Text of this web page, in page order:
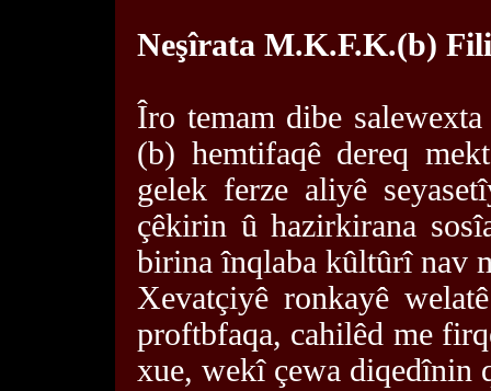
Neşîrata M.K.F.K.(b)
Îro temam dibe
(b) hemtifaqê dereq
gelek ferze aliyê
çêkirin û hazirkirana
birina înqlaba kûltûrî nav
Xevatçiyê ronkayê
proftbfaqa, cahilêd me
xue, wekî çewa diqedînin